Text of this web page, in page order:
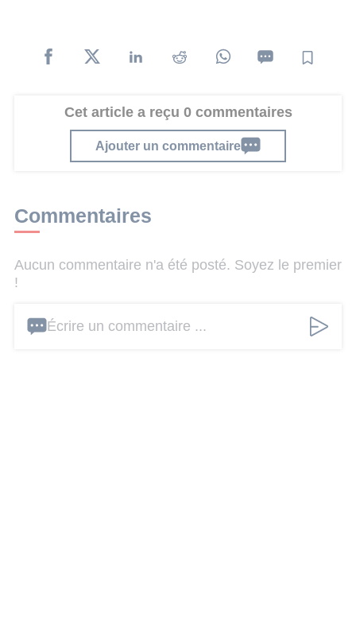
Cet article a reçu 0 commentaires
Ajouter un commentaire
Commentaires
Aucun commentaire n'a été posté. Soyez le premier
!
Écrire un commentaire ...